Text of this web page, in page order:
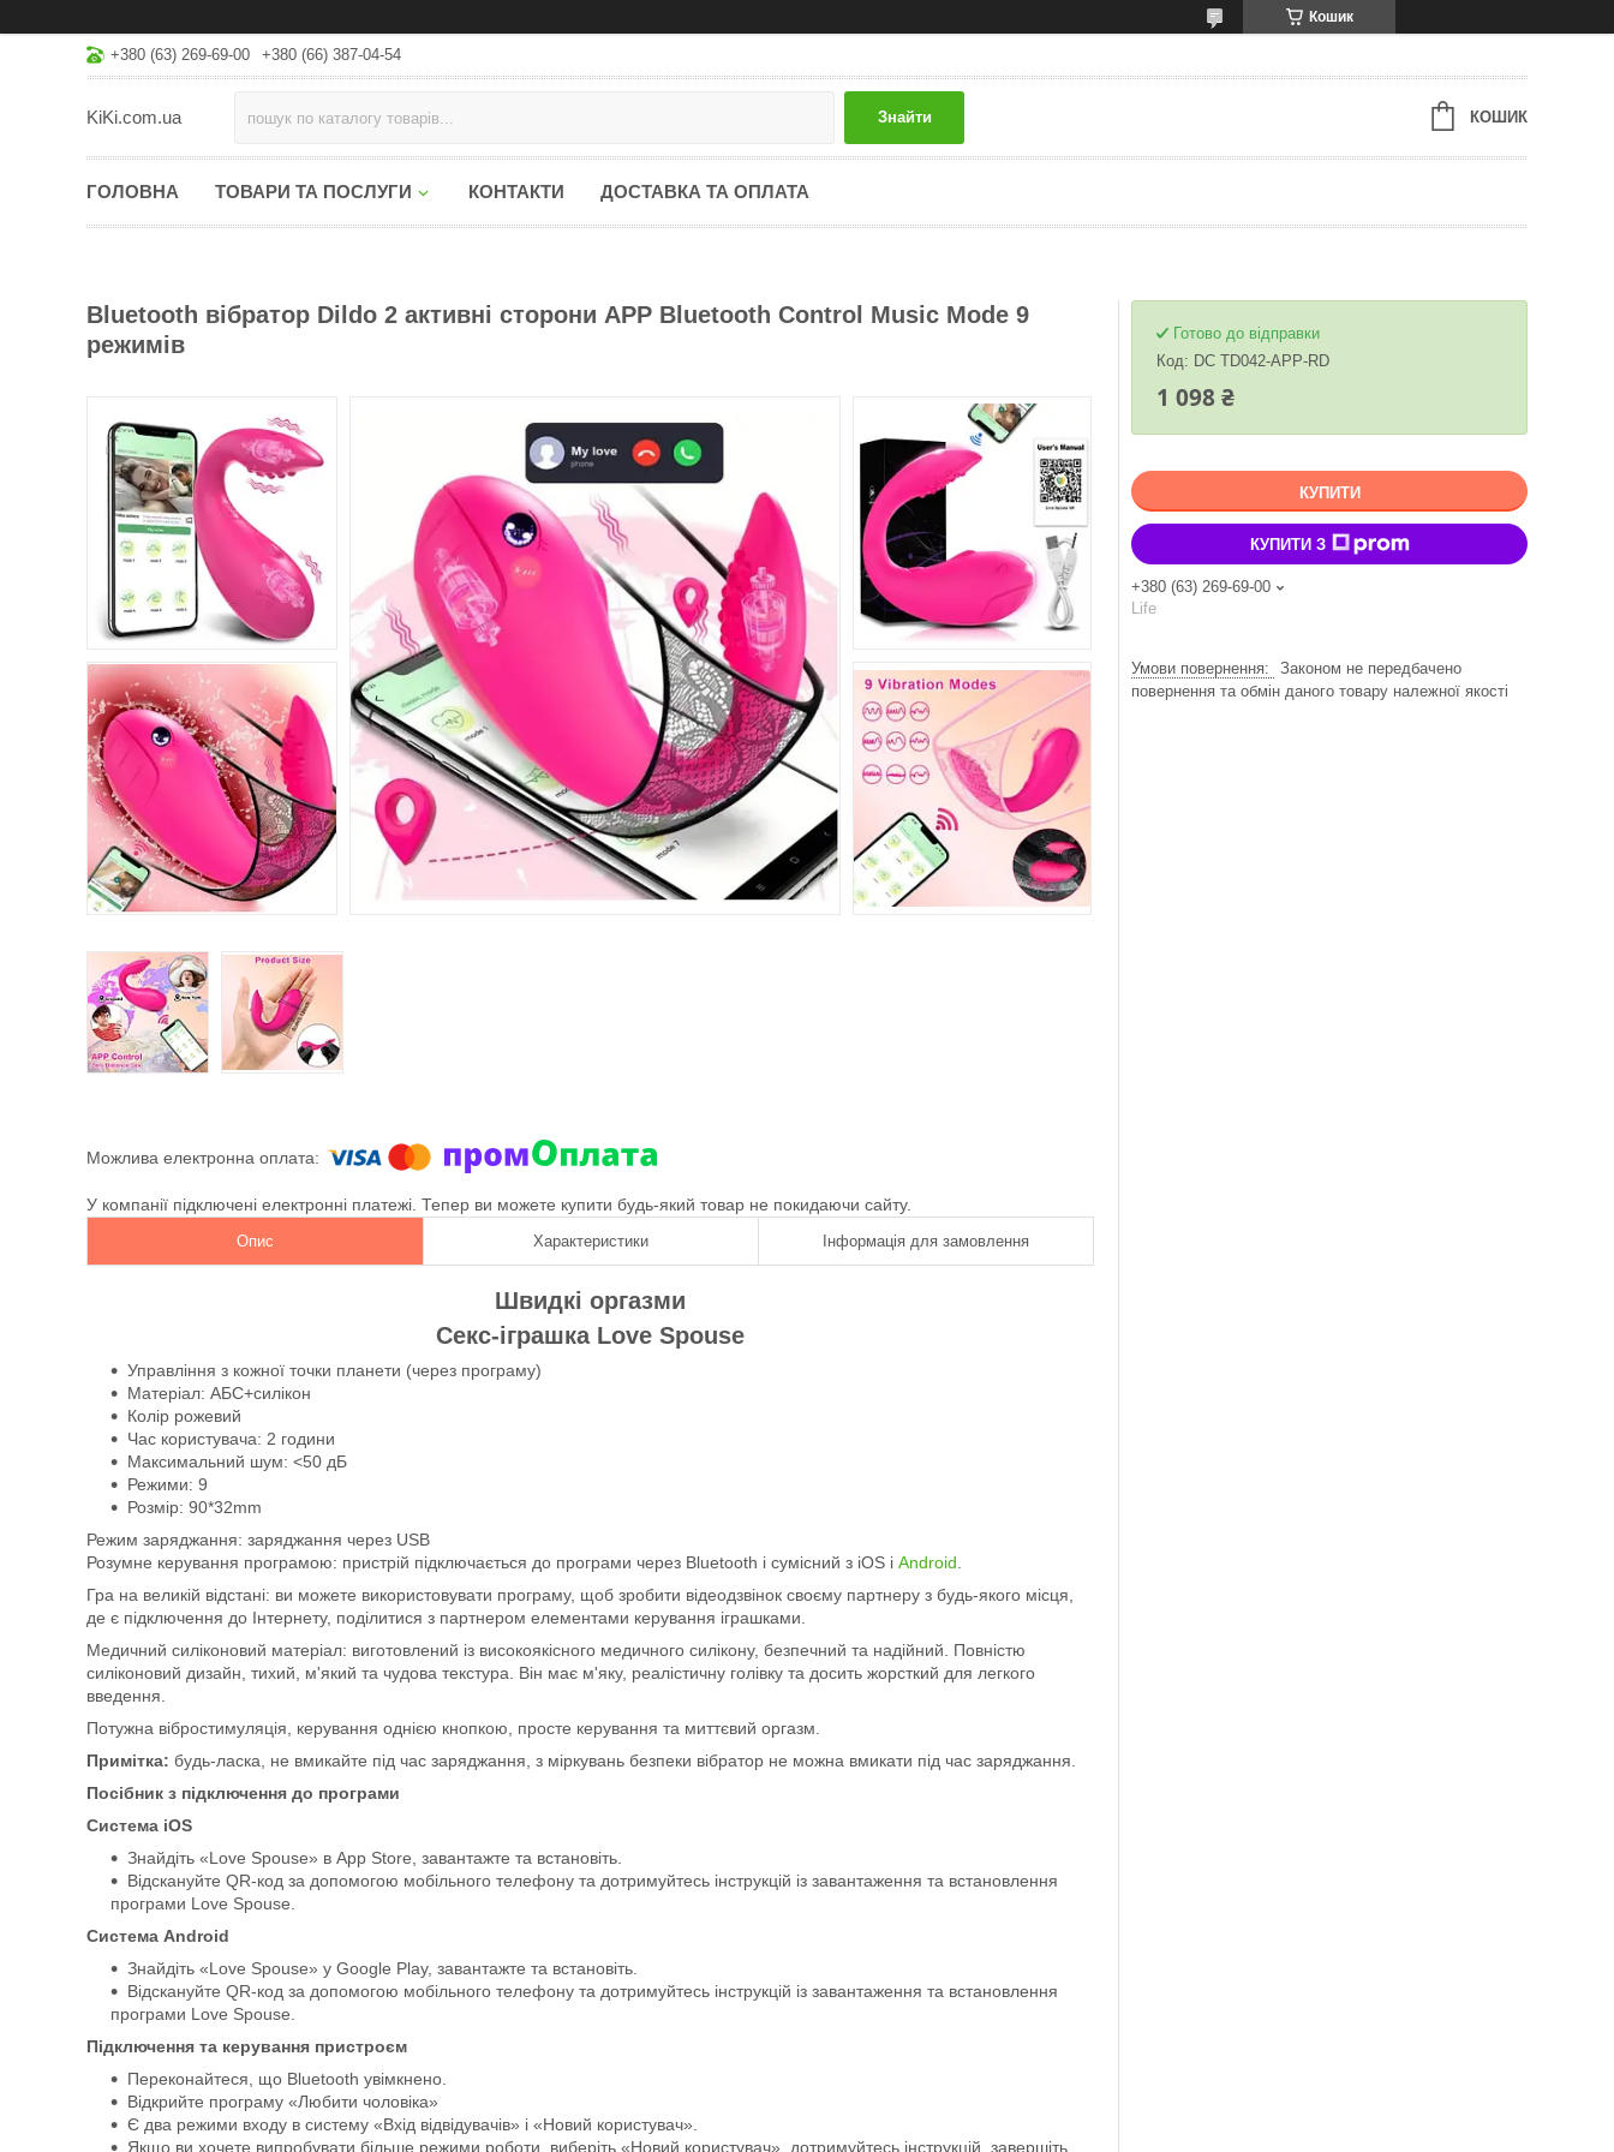
Кошик
+380 (63) 269-69-00 +380 (66) 387-04-54
KiKi.com.ua Знайти КОШИК
ГОЛОВНА ТОВАРИ ТА ПОСЛУГИ КОНТАКТИ ДОСТАВКА ТА ОПЛАТА
Bluetooth вібратор Dildo 2 активні сторони APP Bluetooth Control Music Mode 9
режимів
У компанії підключені електронні платежі. Тепер ви можете купити будь-який товар не покидаючи сайту.
Опис Характеристики Інформація для замовлення
Швидкі оргазми
Секс-іграшка Love Spouse
Управління з кожної точки планети (через програму)
Матеріал: АБС+силікон
Колір рожевий
Час користувача: 2 години
Максимальний шум: <50 дБ
Режими: 9
Розмір: 90*32mm
Режим заряджання: заряджання через USB
Розумне керування програмою: пристрій підключається до програми через Bluetooth і сумісний з iOS і Android
Гра на великій відстані: ви можете використовувати програму, щоб зробити відеодзвінок своєму партнеру з будь-якого місця,
де є підключення до Інтернету, поділитися з партнером елементами керування іграшками.
Медичний силіконовий матеріал: виготовлений із високоякісного медичного силікону, безпечний та надійний. Повністю
силіконовий дизайн, тихий, м'який та чудова текстура. Він має м'яку, реалістичну голівку та досить жорсткий для легкого
введення.
Потужна вібростимуляція, керування однією кнопкою, просте керування та миттєвий оргазм.
Примітка: будь-ласка, не вмикайте під час заряджання, з міркувань безпеки вібратор не можна вмикати під час заряджання.
Посібник з підключення до програми
Система iOS
Знайдіть «Love Spouse» в App Store, завантажте та встановіть.
Відскануйте QR-код за допомогою мобільного телефону та дотримуйтесь інструкцій із завантаження та встановлення
програми Love Spouse.
Система Android
Знайдіть «Love Spouse» у Google Play, завантажте та встановіть.
Відскануйте QR-код за допомогою мобільного телефону та дотримуйтесь інструкцій із завантаження та встановлення
програми Love Spouse.
Підключення та керування пристроєм
Переконайтеся, що Bluetooth увімкнено.
Відкрийте програму «Любити чоловіка»
Є два режими входу в систему «Вхід відвідувачів» і «Новий користувач».
Якщо ви хочете випробувати більше режими роботи, виберіть «Новий користувач», дотримуйтесь інструкцій, завершіть
Готово до відправки
Код: DC TD042-APP-RD
1 098 ₴
КУПИТИ
КУПИТИ З
+380 (63) 269-69-00
Life
Законом не передбачено
повернення та обмін даного товару належної якості